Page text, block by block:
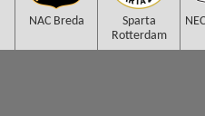
NAC Breda
Sparta
Rotterdam